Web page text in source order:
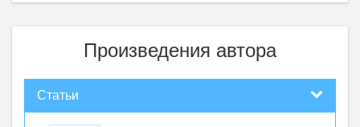
Произведения автора
Статьи